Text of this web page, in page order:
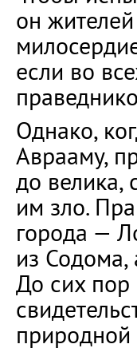
он
если во
Однако,
Аврааму,
до велика,
им зло.
города —
из Содома,
До сих пор
природной